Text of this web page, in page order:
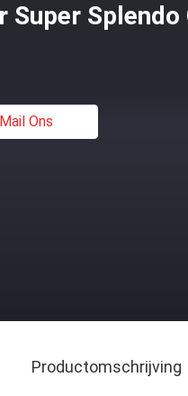
Splendo
Mail Ons
Productomschrijving